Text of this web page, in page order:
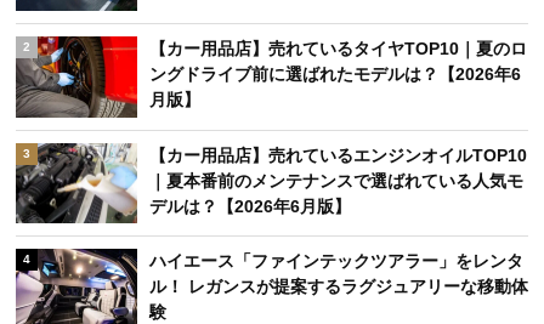
2
【カー用品店】売れているタイヤTOP10｜夏のロ
ングドライブ前に選ばれたモデルは？【2026年6
月版】
3
【カー用品店】売れているエンジンオイルTOP10
｜夏本番前のメンテナンスで選ばれている人気モ
デルは？【2026年6月版】
4
ハイエース「ファインテックツアラー」をレンタ
ル！ レガンスが提案するラグジュアリーな移動体
験